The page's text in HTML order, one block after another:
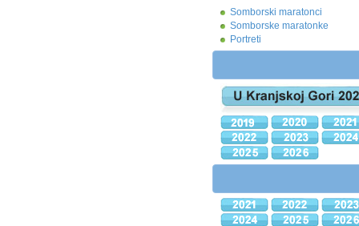
Somborski maratonci
Somborske maratonke
Portreti